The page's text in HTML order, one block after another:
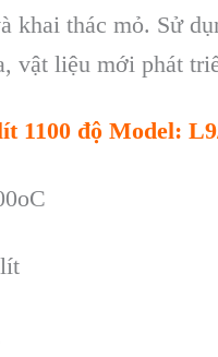
khai thác mỏ. Sử
vật liệu mới phát
1100 độ Model:
ít